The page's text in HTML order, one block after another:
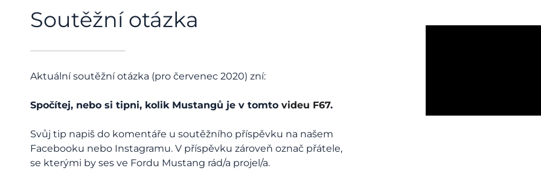
Soutěžní otázka
Aktuální soutěžní otázka (pro červenec 2020) zní:
Spočítej, nebo si tipni, kolik Mustangů je v tomto videu F67.
Svůj tip napiš do komentáře u soutěžního příspěvku na našem
Facebooku nebo Instagramu. V příspěvku zároveň označ přátele,
se kterými by ses ve Fordu Mustang rád/a projel/a.